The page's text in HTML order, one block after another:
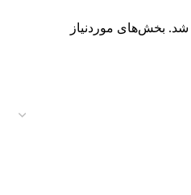
شد. بخش‌های موردنیاز